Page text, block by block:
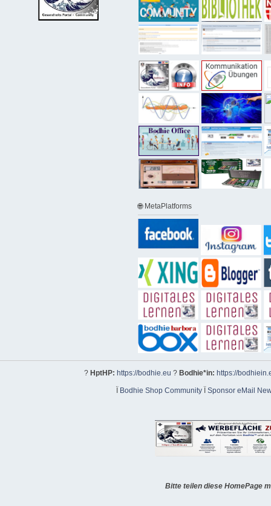
🌐 MetaPlatforms
? HptHP: https://bodhie.eu ? Bodhie*in: https://
Ï Bodhie Shop CommunityÏ Sponsor eMail
Bitte teilen diese HomePage